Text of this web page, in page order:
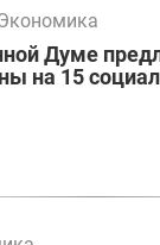
Думе
на 15